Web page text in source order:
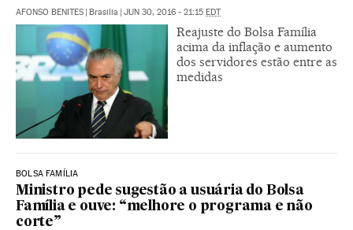
AFONSO BENITES | Brasilia | JUN 30, 2016 - 21:15 EDT
Reajuste do Bolsa Família
acima da inflação e aumento
dos servidores estão entre as
medidas
BOLSA FAMÍLIA
Ministro pede sugestão a usuária do Bolsa
Família e ouve: “melhore o programa e não
corte”